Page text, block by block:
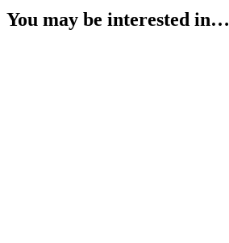
You may be interested in…